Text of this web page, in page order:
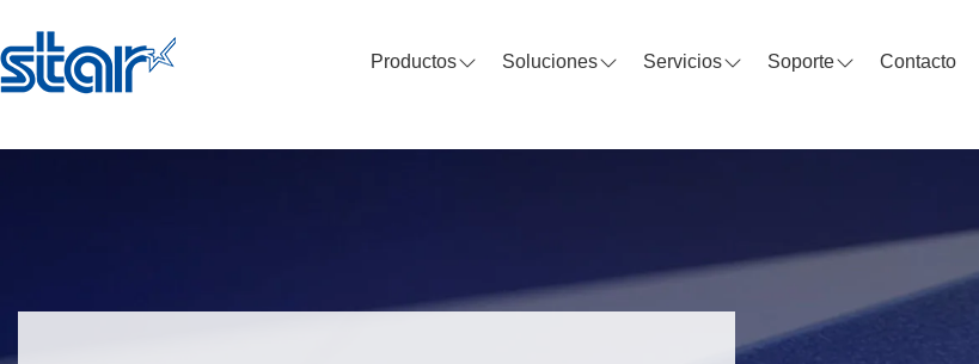
Productos Soluciones Servicios Soporte Contacto